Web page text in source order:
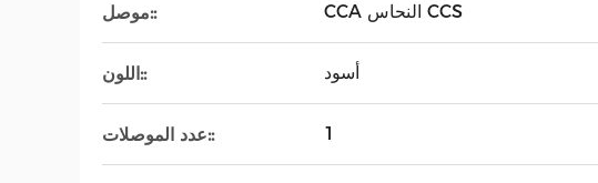
موصل:: CCA النحاس CCS
اللون:: أسود
عدد الموصلات:: 1